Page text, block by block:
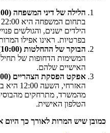
הלילה של דיני המשפחה (22:00 – 01:00):
הילדים ישנים, והגולשים
בפרטיות. ראינו אפילו המרות ב-01:00
הבוקר של ההחלטות (10:00):
המשימות הדחופות של
האישיים שלהם.
אפקט הפסקת הצהריים (12:00):
מהמשרד, מתרחקים
הטלפון האישית.
כמובן שיש המרות לאורך כך היום